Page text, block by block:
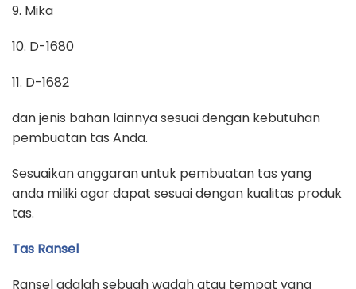
9. Mika
10. D-1680
11. D-1682
dan jenis bahan lainnya sesuai dengan kebutuhan
pembuatan tas Anda.
Sesuaikan anggaran untuk pembuatan tas yang
anda miliki agar dapat sesuai dengan kualitas produk
tas.
Tas Ransel
Ransel adalah sebuah wadah atau tempat yang